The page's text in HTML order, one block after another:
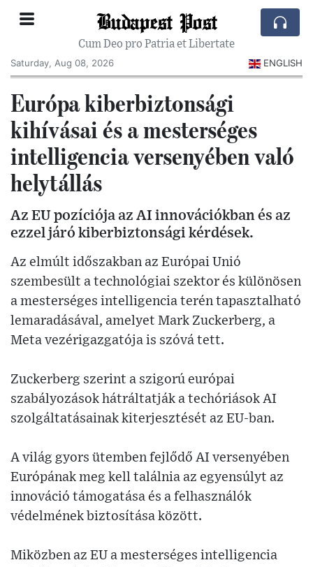
Budapest Post
Cum Deo pro Patria et Libertate
Saturday, Aug 08, 2026
ENGLISH
Európa kiberbiztonsági
kihívásai és a mesterséges
intelligencia versenyében való
helytállás
Az EU pozíciója az AI innovációkban és az
ezzel járó kiberbiztonsági kérdések.
Az elmúlt időszakban az Európai Unió
szembesült a technológiai szektor és különösen
a mesterséges intelligencia terén tapasztalható
lemaradásával, amelyet Mark Zuckerberg, a
Meta vezérigazgatója is szóvá tett.
Zuckerberg szerint a szigorú európai
szabályozások hátráltatják a techóriások AI
szolgáltatásainak kiterjesztését az EU-ban.
A világ gyors ütemben fejlődő AI versenyében
Európának meg kell találnia az egyensúlyt az
innováció támogatása és a felhasználók
védelmének biztosítása között.
Miközben az EU a mesterséges intelligencia